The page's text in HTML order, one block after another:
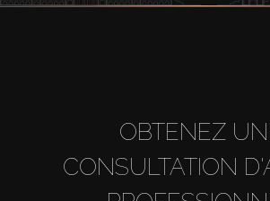
OBTENEZ
CONSULTATION